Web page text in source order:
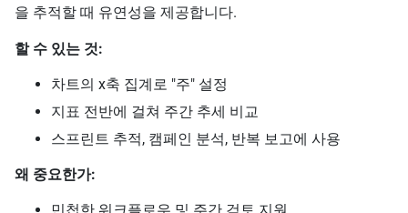
을 추적할 때 유연성을 제공합니다.
할 수 있는 것:
차트의 x축 집계로 "주" 설정
지표 전반에 걸쳐 주간 추세 비교
스프린트 추적, 캠페인 분석, 반복 보고에 사용
왜 중요한가: